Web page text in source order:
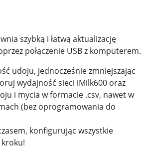
szybką i łatwą aktualizację
połączenie USB z komputerem.
udoju, jednocześnie zmniejszając
wydajność sieci iMilk600 oraz
i mycia w formacie .csv, nawet w
(bez oprogramowania do
konfigurując wszystkie